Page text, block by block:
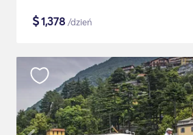
$1,378 /dzień